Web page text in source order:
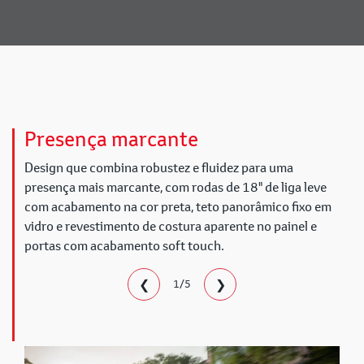
Presença marcante
Design que combina robustez e fluidez para uma
presença mais marcante, com rodas de 18" de liga leve
com acabamento na cor preta, teto panorâmico fixo em
vidro e revestimento de costura aparente no painel e
portas com acabamento soft touch.
❮ 1/5 ❯